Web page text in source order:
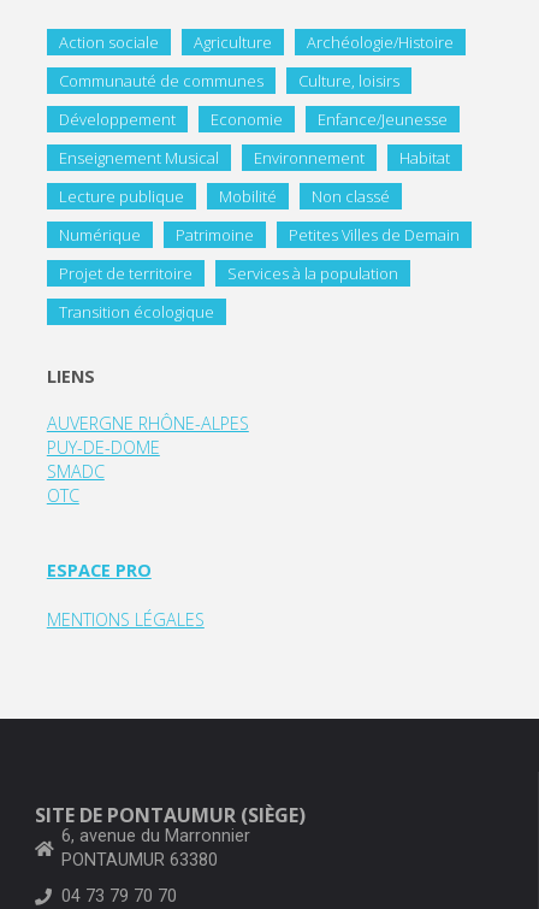
Action sociale Agriculture
Archéologie/Histoire
Communauté de communes
Culture, loisirs
Développement
Economie
Enfance/Jeunesse
Enseignement Musical
Environnement
Habitat
Lecture publique
Mobilité
Non classé
Numérique
Patrimoine
Petites Villes de Demain
Projet de territoire
Services à la population
Transition écologique
LIENS
AUVERGNE RHÔNE-ALPES
PUY-DE-DOME
SMADC
OTC
ESPACE PRO
MENTIONS LÉGALES
SITE DE PONTAUMUR (SIÈGE)
6, avenue du Marronnier
PONTAUMUR 63380
04 73 79 70 70